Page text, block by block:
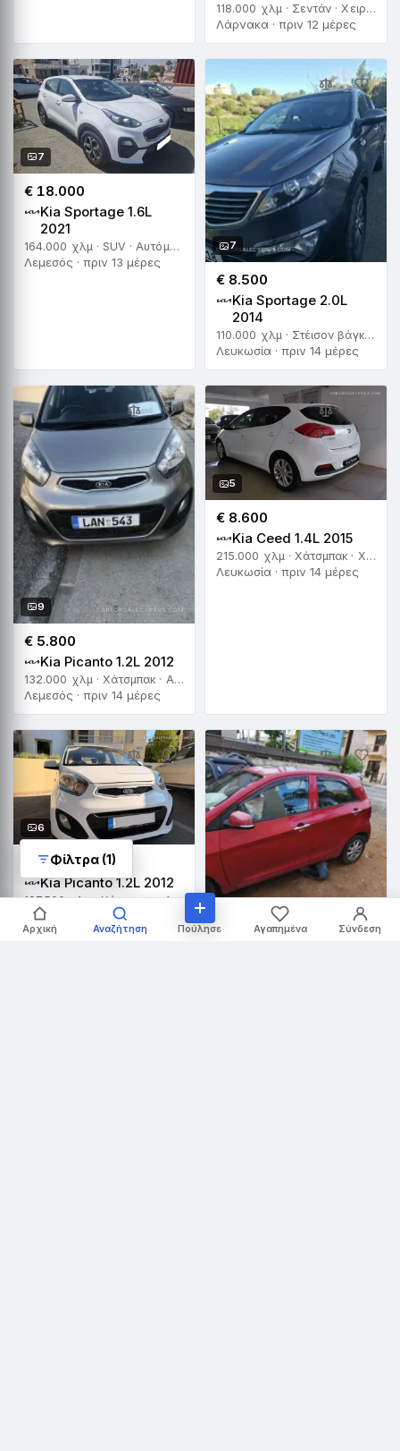
118.000 χλμ · Σεντάν · Χειροκίνητο
Λάρνακα · πριν 12 μέρες
7
€ 18.000
Kia Sportage 1.6L
2021
164.000 χλμ · SUV · Αυτόματο
Λεμεσός · πριν 13 μέρες
7
€ 8.500
Kia Sportage 2.0L
2014
110.000 χλμ · Στέισον βάγκον · Αυτόματο
Λευκωσία · πριν 14 μέρες
9
€ 5.800
Kia Picanto 1.2L 2012
132.000 χλμ · Χάτσμπακ · Αυτόματο
Λεμεσός · πριν 14 μέρες
5
€ 8.600
Kia Ceed 1.4L 2015
215.000 χλμ · Χάτσμπακ · Χειροκίνητο
Λευκωσία · πριν 14 μέρες
6
€ 5.500
Kia Picanto 1.2L 2012
187.500 χλμ · Χάτσμπακ · Αυτόματο
Λεμεσός · πριν 14 μέρες
Φίλτρα (1)
Αρχική Αναζήτηση Πούλησε Αγαπημένα Σύνδεση